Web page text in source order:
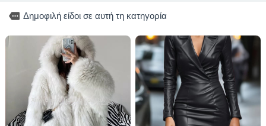
more Δημοφιλή είδοι σε αυτή τη κατηγορία